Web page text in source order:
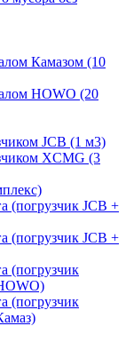
Камазом (10
HOWO (20
JCB (1 м3)
XCMG (3
(погрузчик JCB +
(погрузчик JCB +
(погрузчик
(погрузчик